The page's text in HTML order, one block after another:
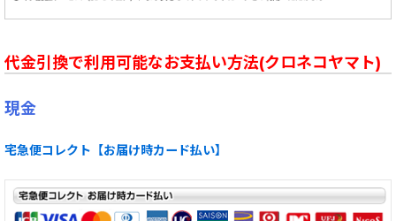
代金引換で利用可能なお支払い方法(クロネコヤマト)
現金
宅急便コレクト【お届け時カード払い】